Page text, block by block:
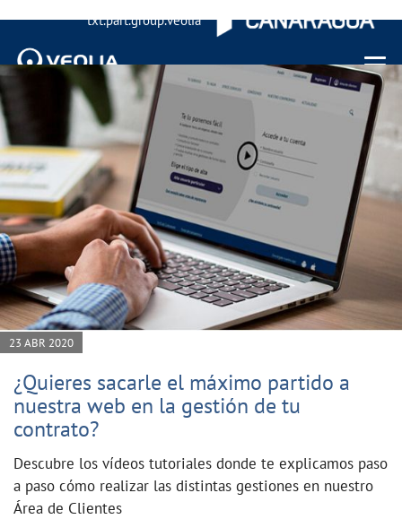
txt.part.group.veolia
Menu
23 ABR 2020
¿Quieres sacarle el máximo partido a
nuestra web en la gestión de tu
contrato?
Descubre los vídeos tutoriales donde te explicamos paso
a paso cómo realizar las distintas gestiones en nuestro
Área de Clientes